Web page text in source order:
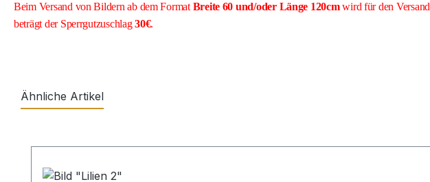
Beim Versand von Bildern ab dem Format Breite 60 und/oder Länge 120cmwird für den Versand
beträgt der Sperrgutzuschlag30€.
Ähnliche Artikel